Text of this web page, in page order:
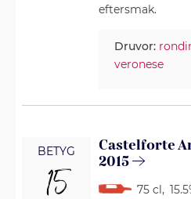
eftersmak.
Druvor:
veronese
BETYG
Castelforte
2015
75 cl,